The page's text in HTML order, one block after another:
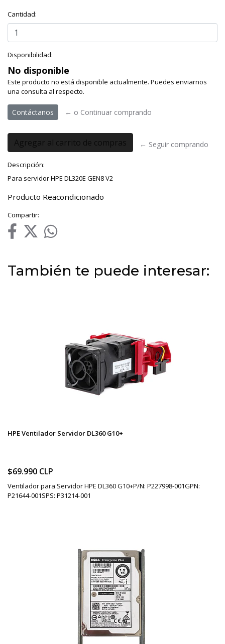
Cantidad:
Disponibilidad:
No disponible
Este producto no está disponible actualmente. Puedes enviarnos
una consulta al respecto.
Contáctanos ← o Continuar comprando
← Seguir comprando
Descripción:
Para servidor HPE DL320E GEN8 V2
Producto Reacondicionado
Compartir:
También te puede interesar:
HPE Ventilador Servidor DL360 G10+
$69.990 CLP
Ventilador para Servidor HPE DL360 G10+P/N: P227998-001GPN:
P21644-001SPS: P31214-001